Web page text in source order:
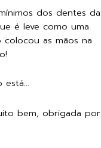
dos dentes da
é leve como uma
as mãos na
está...
bem, obrigada por